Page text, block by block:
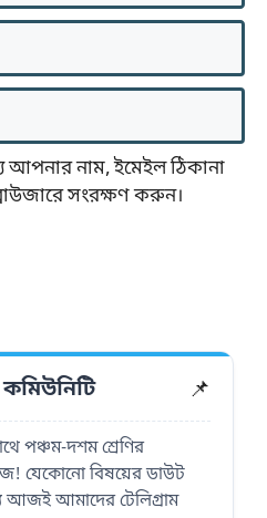
আপনার নাম, ইমেইল ঠিকানা
সংরক্ষণ করুন।
📌
পঞ্চম-দশম শ্রেণির
যেকোনো বিষয়ের ডাউট
আমাদের টেলিগ্রাম